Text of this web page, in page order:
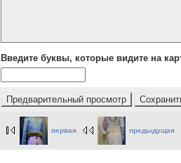
Введите буквы, которые видите на
первая предыдущая